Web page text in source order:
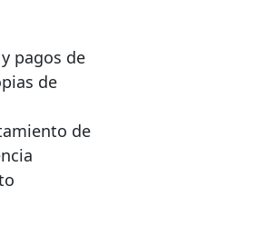
pagos de
de
de